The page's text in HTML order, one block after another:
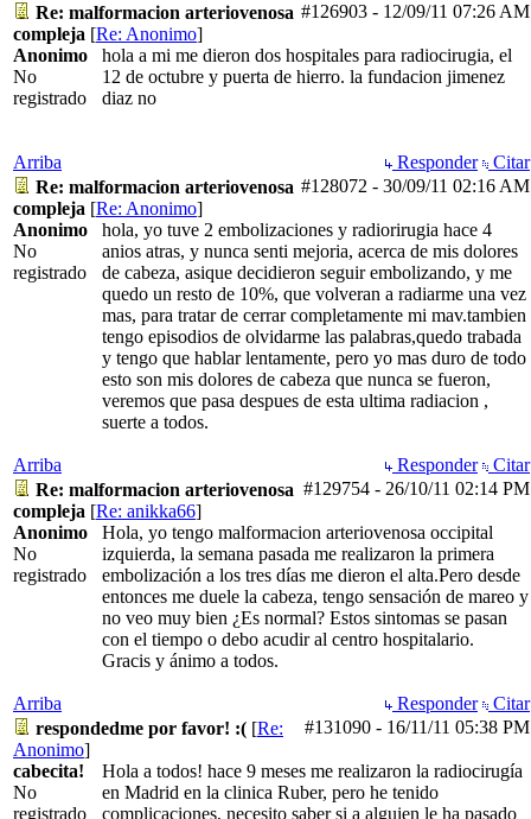
#126903 - 12/09/11 07:26 AM
Re: malformacion arteriovenosa
compleja [Re: Anonimo]
Anonimo
No
registrado
hola a mi me dieron dos hospitales para radiocirugia, el
12 de octubre y puerta de hierro. la fundacion jimenez
diaz no
Arriba Responder
Citar
#128072 - 30/09/11 02:16 AM
Re: malformacion arteriovenosa
compleja [Re: Anonimo]
Anonimo
No
registrado
hola, yo tuve 2 embolizaciones y radiorirugia hace 4
anios atras, y nunca senti mejoria, acerca de mis dolores
de cabeza, asique decidieron seguir embolizando, y me
quedo un resto de 10%, que volveran a radiarme una vez
mas, para tratar de cerrar completamente mi mav.tambien
tengo episodios de olvidarme las palabras,quedo trabada
y tengo que hablar lentamente, pero yo mas duro de todo
esto son mis dolores de cabeza que nunca se fueron,
veremos que pasa despues de esta ultima radiacion ,
suerte a todos.
Arriba Responder
Citar
#129754 - 26/10/11 02:14 PM
Re: malformacion arteriovenosa
compleja [Re: anikka66]
Anonimo
No
registrado
Hola, yo tengo malformacion arteriovenosa occipital
izquierda, la semana pasada me realizaron la primera
embolización a los tres días me dieron el alta.Pero desde
entonces me duele la cabeza, tengo sensación de mareo y
no veo muy bien ¿Es normal? Estos sintomas se pasan
con el tiempo o debo acudir al centro hospitalario.
Gracis y ánimo a todos.
Arriba Responder
Citar
#131090 - 16/11/11 05:38 PM
respondedme por favor! :( [Re:
Anonimo]
cabecita!
No
registrado
Hola a todos! hace 9 meses me realizaron la radiocirugía
en Madrid en la clinica Ruber, pero he tenido
complicaciones, necesito saber si a alguien le ha pasado